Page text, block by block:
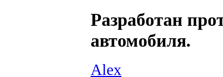
Разработан
автомобиля.
Alex